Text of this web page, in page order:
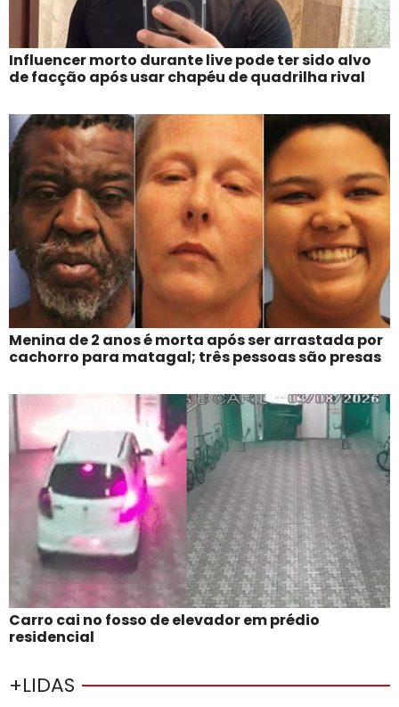
Influencer morto durante live pode ter sido alvo
de facção após usar chapéu de quadrilha rival
Menina de 2 anos é morta após ser arrastada por
cachorro para matagal; três pessoas são presas
Carro cai no fosso de elevador em prédio
residencial
+LIDAS